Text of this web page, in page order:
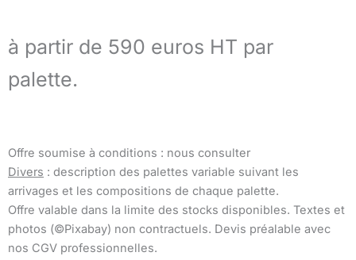
à partir de 590 euros HT par
palette.
Offre soumise à conditions : nous consulter
Divers : description des palettes variable suivant les
arrivages et les compositions de chaque palette.
Offre valable dans la limite des stocks disponibles. Textes et
photos (©Pixabay) non contractuels. Devis préalable avec
nos CGV professionnelles.